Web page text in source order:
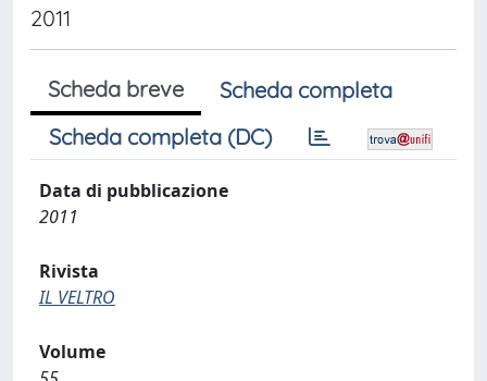
2011
Scheda breve
Scheda completa
Scheda completa (DC)
Data di pubblicazione
2011
Rivista
IL VELTRO
Volume